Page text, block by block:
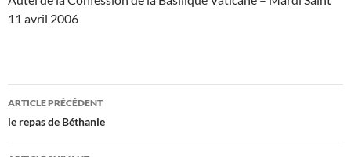
11 avril 2006
Navigation
des
articles
ARTICLE PRÉCÉDENT
le repas de Béthanie